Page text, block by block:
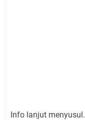
Info lanjut menyusul.